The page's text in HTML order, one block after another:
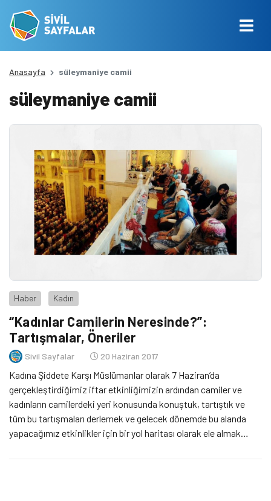
Anasayfa süleymaniye camii
süleymaniye camii
Haber Kadın
“Kadınlar Camilerin Neresinde?”:
Tartışmalar, Öneriler
Sivil Sayfalar 20 Haziran 2017
Kadına Şiddete Karşı Müslümanlar olarak 7 Haziran’da
gerçekleştirdiğimiz iftar etkinliğimizin ardından camiler ve
kadınların camilerdeki yeri konusunda konuştuk, tartıştık ve
tüm bu tartışmaları derlemek ve gelecek dönemde bu alanda
yapacağımız etkinlikler için bir yol haritası olarak ele almak
ortak derdi camilerde kadınlara ayrılan kısımların caminin genel